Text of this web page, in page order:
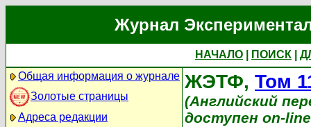
Журнал
НАЧАЛО ПОИСК
Общая информация о журнале
Золотые страницы
Адреса редакции
ЖЭТФ, Том
(Английский
доступен on-